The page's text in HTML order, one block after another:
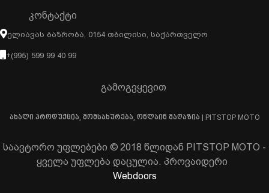
ᲙᲝᲜᲢᲐᲥᲢᲘ
Ელიავას Ბაზრობა, 0154 Თბილისი, Საქართველო
+(995) 599 99 40 99
გამოგვყევით
ახალი პროდუქცია, მომსახურება, ონლაინ მაღაზია | PITSTOP MOTO
საავტორო უფლებები © 2018 წლიდან PITSTOP MOTO -
ყველა უფლება დაცულია. პროვაიდერი
Webdoors